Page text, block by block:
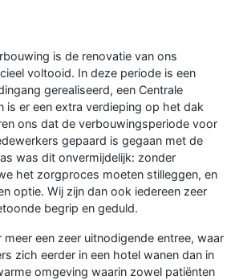
is de renovatie van ons
voltooid. In deze periode is een
gerealiseerd, een Centrale
is er een extra verdieping op het dak
ons dat de verbouwingsperiode voor
gepaard is gegaan met de
was dit onvermijdelijk: zonder
het zorgproces moeten stilleggen, en
optie. Wij zijn dan ook iedereen zeer
begrip en geduld.
een zeer uitnodigende entree, waar
zich eerder in een hotel wanen dan in
omgeving waarin zowel patiënten